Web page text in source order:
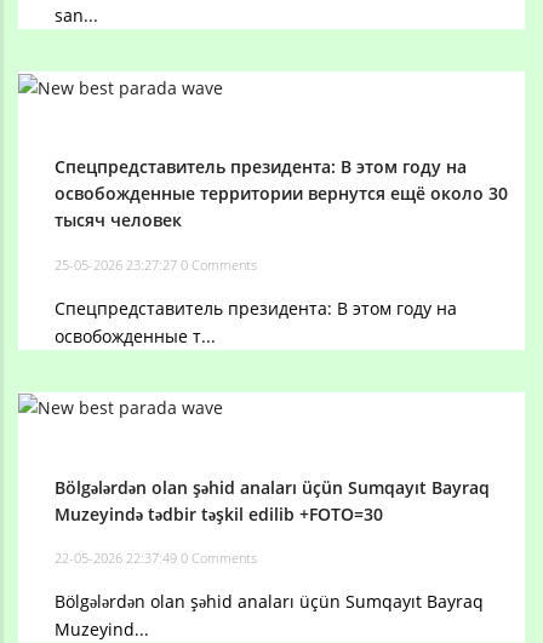
san...
Спецпредставитель президента: В этом году на
освобожденные территории вернутся ещё около 30
тысяч человек
25-05-2026 23:27:27 0 Comments
Спецпредставитель президента: В этом году на
освобожденные т...
Bölgələrdən olan şəhid anaları üçün Sumqayıt Bayraq
Muzeyində tədbir təşkil edilib +FOTO=30
22-05-2026 22:37:49 0 Comments
Bölgələrdən olan şəhid anaları üçün Sumqayıt Bayraq
Muzeyind...